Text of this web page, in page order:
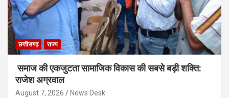
छत्तीसगढ़ राज्य
समाज की एकजुटता सामाजिक विकास की सबसे बड़ी शक्ति:
राजेश अग्रवाल
August 7, 2026 News Desk